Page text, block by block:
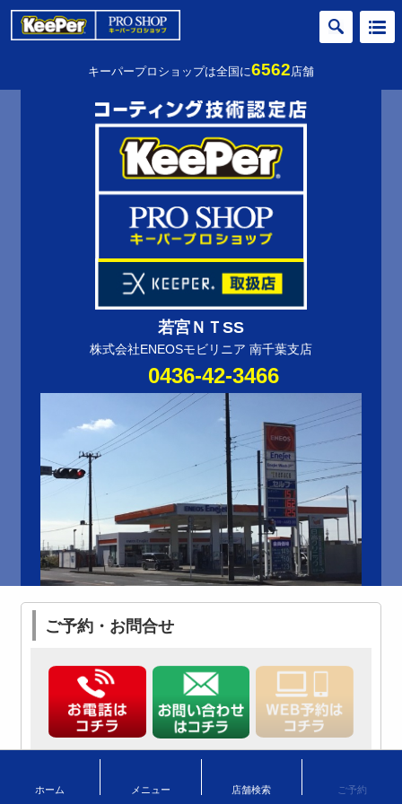
キーパープロショップは全国に6562店舗
若宮ＮＴSS
株式会社ENEOSモビリニア 南千葉支店
0436-42-3466
ご予約・お問合せ
ホーム メニュー 店舗検索 ご予約